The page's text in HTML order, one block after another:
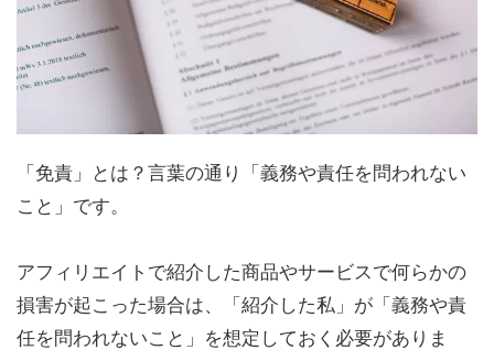
「免責」とは？言葉の通り「義務や責任を問われない
こと」です。
アフィリエイトで紹介した商品やサービスで何らかの
損害が起こった場合は、「紹介した私」が「義務や責
任を問われないこと」を想定しておく必要がありま